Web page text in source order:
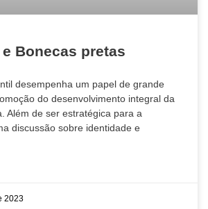
Bonecas pretas
desempenha um papel de grande
do desenvolvimento integral da
Além de ser estratégica para a
discussão sobre identidade e
2023